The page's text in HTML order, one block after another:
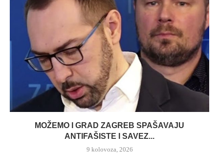
MOŽEMO I GRAD ZAGREB SPAŠAVAJU
ANTIFAŠISTE I SAVEZ...
9 kolovoza, 2026